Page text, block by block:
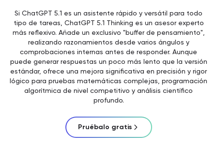
Si ChatGPT 5.1 es un asistente rápido y versátil para todo
tipo de tareas, ChatGPT 5.1 Thinking es un asesor experto
más reflexivo. Añade un exclusivo "buffer de pensamiento",
realizando razonamientos desde varios ángulos y
comprobaciones internas antes de responder. Aunque
puede generar respuestas un poco más lento que la versión
estándar, ofrece una mejora significativa en precisión y rigor
lógico para pruebas matemáticas complejas, programación
algorítmica de nivel competitivo y análisis científico
profundo.
Pruébalo gratis